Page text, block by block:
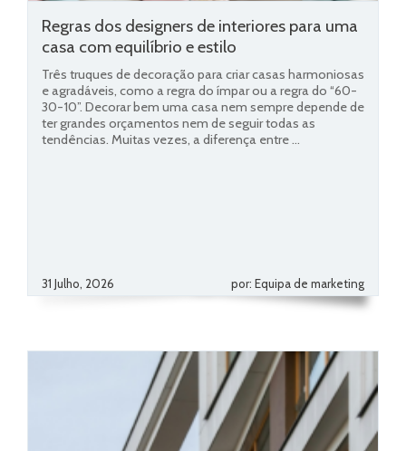
Regras dos designers de interiores para uma
casa com equilíbrio e estilo
Três truques de decoração para criar casas harmoniosas
e agradáveis, como a regra do ímpar ou a regra do “60-
30-10”. Decorar bem uma casa nem sempre depende de
ter grandes orçamentos nem de seguir todas as
tendências. Muitas vezes, a diferença entre ...
31 Julho, 2026 por: Equipa de marketing